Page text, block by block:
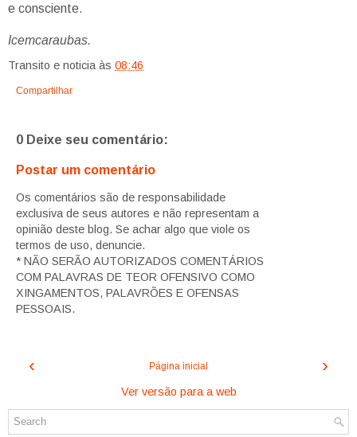
e consciente.
Icemcaraubas.
Transito e noticia às 08:46
Compartilhar
0 Deixe seu comentário:
Postar um comentário
Os comentários são de responsabilidade
exclusiva de seus autores e não representam a
opinião deste blog. Se achar algo que viole os
termos de uso, denuncie.
* NÃO SERÃO AUTORIZADOS COMENTÁRIOS
COM PALAVRAS DE TEOR OFENSIVO COMO
XINGAMENTOS, PALAVRÕES E OFENSAS
PESSOAIS.
‹ ›
Página inicial
Ver versão para a web